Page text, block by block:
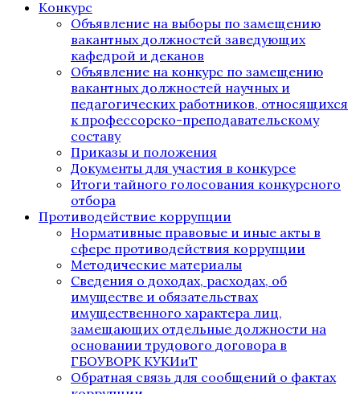
Конкурс
Объявление на выборы по замещению
вакантных должностей заведующих
кафедрой и деканов
Объявление на конкурс по замещению
вакантных должностей научных и
педагогических работников, относящихся
к профессорско-преподавательскому
составу
Приказы и положения
Документы для участия в конкурсе
Итоги тайного голосования конкурсного
отбора
Противодействие коррупции
Нормативные правовые и иные акты в
сфере противодействия коррупции
Методические материалы
Сведения о доходах, расходах, об
имуществе и обязательствах
имущественного характера лиц,
замещающих отдельные должности на
основании трудового договора в
ГБОУВОРК КУКИиТ
Обратная связь для сообщений о фактах